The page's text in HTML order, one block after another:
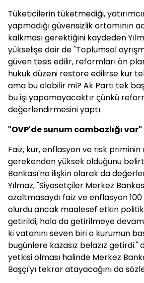
Tüketicilerin tüketmediği,
yapmadığı güvensizlik ortamının
kalkması gerektiğini kaydeden
yükselişe dair de "Toplumsal
güven tesis edilir, reformları ön
hukuk düzeni restore edilirse kur
ama bu olabilir mi? Ak Parti tek
bu işi yapamayacaktır çünkü
değerlendirmesini yaptı.
"OVP'de sunum cambazlığı var"
Faiz, kur, enflasyon ve risk priminin
gerekenden yüksek olduğunu
Bankası'na ilişkin olarak da
Yılmaz, "Siyasetçiler Merkez
azaltmasaydı faiz ve enflasyon
olurdu ancak maalesef etkin
getirildi, hala da getirilmeye
ki vatanını seven biri o kurumun
bugünlere kazasız belazız getirdi."
yetkisi olması halinde Merkez
Başçı'yı tekrar atayacağını da